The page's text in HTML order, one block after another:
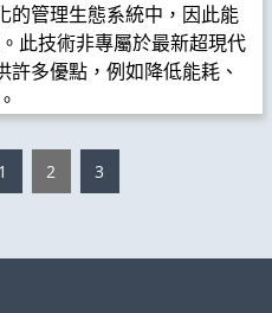
的管理生態系統中，因此能
此技術非專屬於最新超現代
多優點，例如降低能耗、
PAGE
1 PAGE
2 PAGE
3